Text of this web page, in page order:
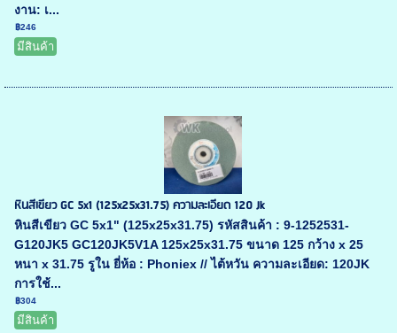
งาน: เ...
฿246
มีสินค้า
หินสีเขียว GC 5x1 (125x25x31.75) ความละเอียด 120 Jk
หินสีเขียว GC 5x1" (125x25x31.75) รหัสสินค้า : 9-1252531-
G120JK5 GC120JK5V1A 125x25x31.75 ขนาด 125 กว้าง x 25
หนา x 31.75 รูใน ยี่ห้อ : Phoniex // ไต้หวัน ความละเอียด: 120JK
การใช้...
฿304
มีสินค้า